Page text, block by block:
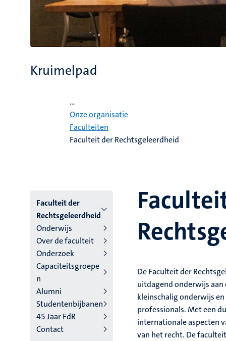
Kruimelpad
...
Onze organisatie
Faculteiten
Faculteit der Rechtsgeleerdheid
Hoofmenu
niveau
4
Nederlands
(NL)
Faculteit der
Rechtsgeleerdheid
Onderwijs
Over de faculteit
Onderzoek
Capaciteitsgroepe
n
Alumni
Studentenbijbanen
45 Jaar FdR
Contact
De Faculteit der
uitdagend onderwijs aan
kleinschalig onderwijs
professionals. Met een
internationale aspecten
van het recht. De